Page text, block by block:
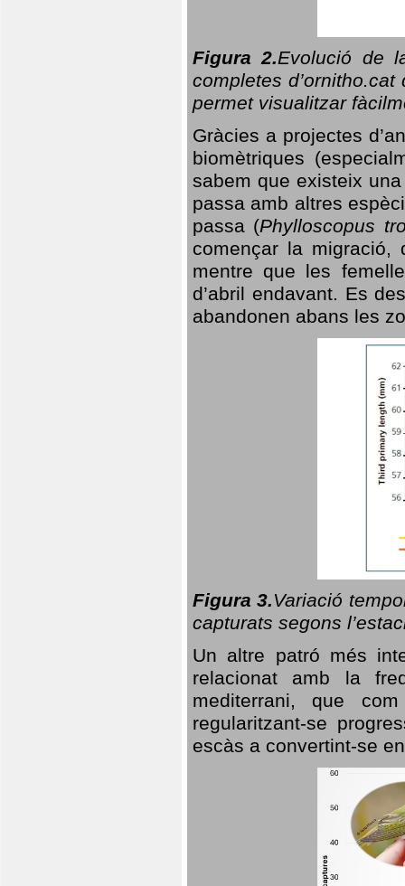
Figura 2.Evolució de
completes
permet visualitzar
Gràcies a projectes
biomètriques
sabem que existeix
passa amb altres
passa (Phylloscopus
començar la migració,
mentre que les
d’abril endavant. Es
abandonen abans les
Figura 3.Variació
capturats segons
Un altre patró més
relacionat amb la
mediterrani, que
regularitzant-se
escàs a convertint-se